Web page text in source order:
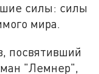
силы: силы
мира.
посвятивший
"Лемнер",